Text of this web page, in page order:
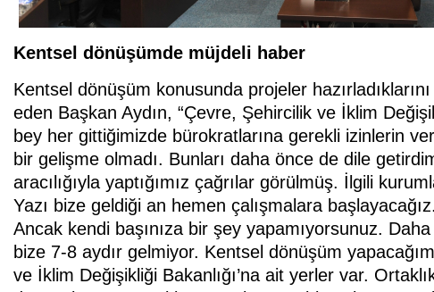
Kentsel dönüşümde müjdeli haber
Kentsel dönüşüm konusunda projeler
eden Başkan Aydın, “Çevre, Şehircilik ve İklim
bey her gittiğimizde bürokratlarına gerekli izinlerin
bir gelişme olmadı. Bunları daha önce de dile
aracılığıyla yaptığımız çağrılar görülmüş. İlgili
Yazı bize geldiği an hemen çalışmalara
Ancak kendi başınıza bir şey yapamıyorsunuz.
bize 7-8 aydır gelmiyor. Kentsel dönüşüm
ve İklim Değişikliği Bakanlığı’na ait yerler var.